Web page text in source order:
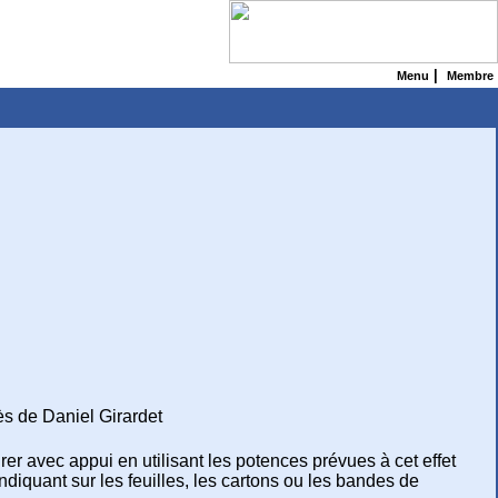
Menu Membre
de Daniel Girardet
avec appui en utilisant les potences prévues à cet effet
sur les feuilles, les cartons ou les bandes de